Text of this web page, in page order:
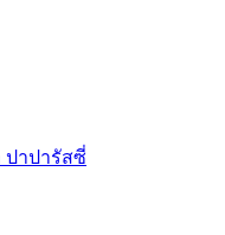
ปาปารัสซี่